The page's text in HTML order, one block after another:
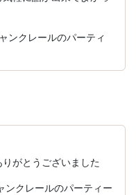
ンクレールのパーティ
がとうございました
クレールのパーティー